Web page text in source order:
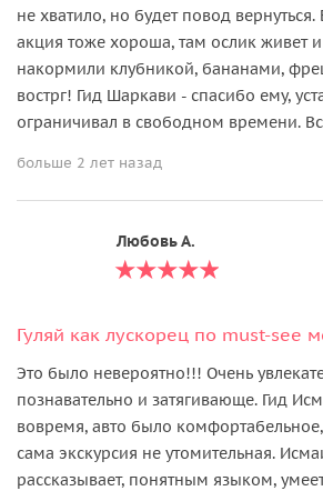
не хватило, но будет повод
акция тоже хороша, там ослик живет
накормили клубникой, бананами,
вострг! Гид Шаркави - спасибо ему,
ограничивал в свободном времени.
больше 2 лет назад
Любовь А.
Гуляй как лускорец по must-see
Это было невероятно!!! Очень
познавательно и затягивающе. Гид
вовремя, авто было
сама экскурсия не утомительная.
рассказывает, понятным языком,